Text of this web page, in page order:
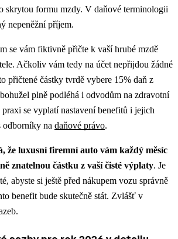
skrytou formu mzdy. V daňové terminologii
nepeněžní příjem.
se vám fiktivně přičte k vaší hrubé mzdě
Ačkoliv vám tedy na účet nepřijdou žádné
přičtené částky tvrdě vybere 15% daň z
plně podléhá i odvodům na zdravotní
se vyplatí nastavení benefitů i jejich
odborníky na daňové právo.
že luxusní firemní auto vám každý měsíc
znatelnou částku z vaší čisté výplaty. Je
abyste si ještě před nákupem vozu správně
benefit bude skutečně stát. Zvlášť v